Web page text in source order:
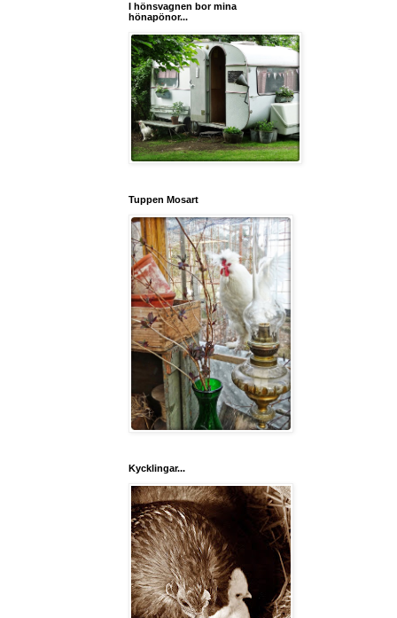
I hönsvagnen bor mina
hönapönor...
Tuppen Mosart
Kycklingar...